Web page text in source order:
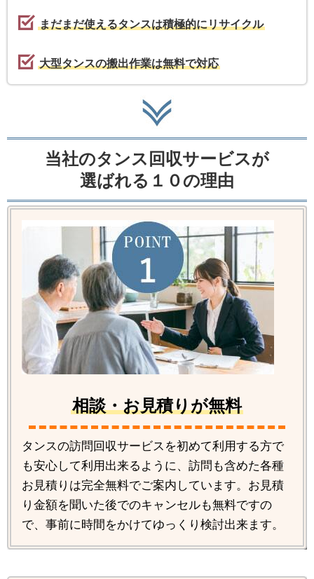
まだまだ使えるタンスは積極的にリサイクル
大型タンスの搬出作業は無料で対応
当社のタンス回収サービスが
選ばれる１０の理由
相談・お見積りが無料
タンスの訪問回収サービスを初めて利用する方で
も安心して利用出来るように、訪問も含めた各種
お見積りは完全無料でご案内しています。お見積
り金額を聞いた後でのキャンセルも無料ですの
で、事前に時間をかけてゆっくり検討出来ます。